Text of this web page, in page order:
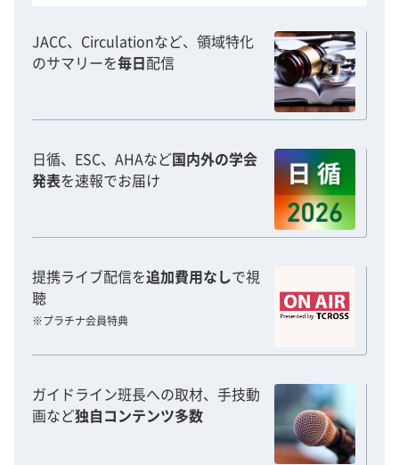
JACC、Circulationなど、領域特化
のサマリーを毎日 配信
日循、ESC、AHAなど国内外の学会
発表を速報でお届け
提携ライブ配信を追加費用なしで視
聴
※プラチナ会員特典
ガイドライン班長への取材、手技動
画など独自コンテンツ多数